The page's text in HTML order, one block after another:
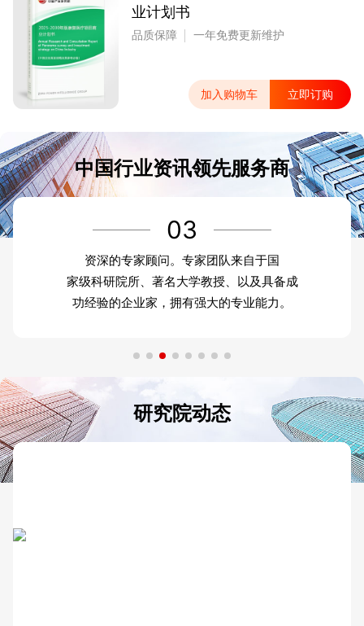
业计划书
品质保障 一年免费更新维护
加入购物车 立即订购
中国行业资讯领先服务商
03
资深的专家顾问。专家团队来自于国
家级科研院所、著名大学教授、以及具备成
功经验的企业家，拥有强大的专业能力。
研究院动态